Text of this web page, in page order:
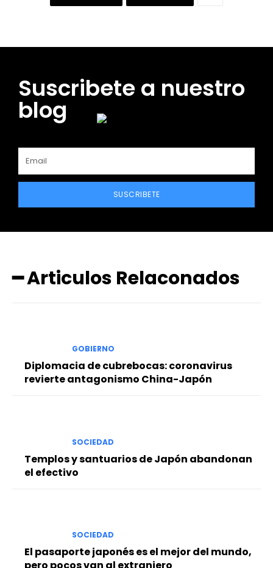
Suscribete a nuestro
blog
SUSCRIBETE
━ Articulos Relaconados
GOBIERNO
Diplomacia de cubrebocas: coronavirus
revierte antagonismo China-Japón
SOCIEDAD
Templos y santuarios de Japón abandonan
el efectivo
SOCIEDAD
El pasaporte japonés es el mejor del mundo,
pero pocos van al extranjero